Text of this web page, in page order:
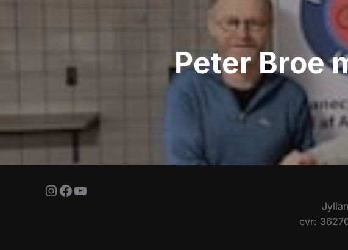
Peter Broe
Instagram
Facebook
YouTube
cvr: